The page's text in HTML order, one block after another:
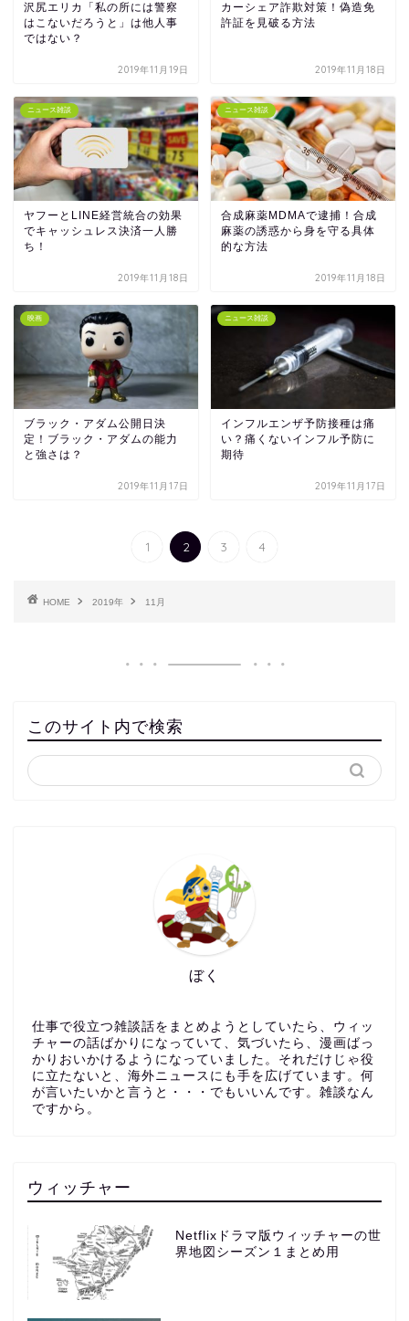
沢尻エリカ「私の所には警察
はこないだろうと」は他人事
ではない？
2019年11月19日
カーシェア詐欺対策！偽造免
許証を見破る方法
2019年11月18日
ニュース雑談
ヤフーとLINE経営統合の効果
でキャッシュレス決済一人勝
ち！
2019年11月18日
ニュース雑談
合成麻薬MDMAで逮捕！合成
麻薬の誘惑から身を守る具体
的な方法
2019年11月18日
映画
ブラック・アダム公開日決
定！ブラック・アダムの能力
と強さは？
2019年11月17日
ニュース雑談
インフルエンザ予防接種は痛
い？痛くないインフル予防に
期待
2019年11月17日
1 2 3 4
HOME 2019年 11月
このサイト内で検索
ぼく
仕事で役立つ雑談話をまとめようとしていたら、ウィッ
チャーの話ばかりになっていて、気づいたら、漫画ばっ
かりおいかけるようになっていました。それだけじゃ役
に立たないと、海外ニュースにも手を広げています。何
が言いたいかと言うと・・・でもいいんです。雑談なん
ですから。
ウィッチャー
Netflixドラマ版ウィッチャーの世
界地図シーズン１まとめ用